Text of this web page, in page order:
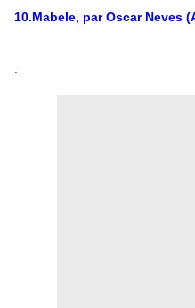
10.Mabele, par Oscar Neves